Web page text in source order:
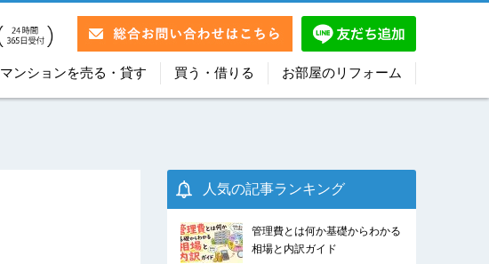
マンションを売る・貸す 買う・借りる お部屋のリフォーム
人気の記事ランキング
管理費とは何か基礎からわかる
相場と内訳ガイド